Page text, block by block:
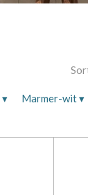
▾ Marmer-wit▾